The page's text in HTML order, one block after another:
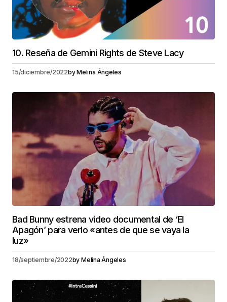
10. Reseña de Gemini Rights de Steve Lacy
15/diciembre/2022byMelina Ángeles
Bad Bunny estrena video documental de ‘El
Apagón’ para verlo «antes de que se vaya la
luz»
18/septiembre/2022by Melina Ángeles